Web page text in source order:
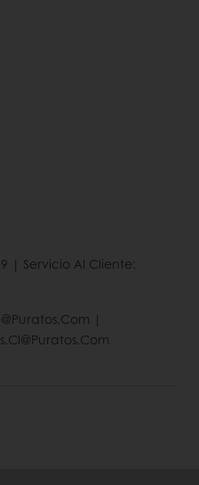
| Servicio Al Cliente:
|